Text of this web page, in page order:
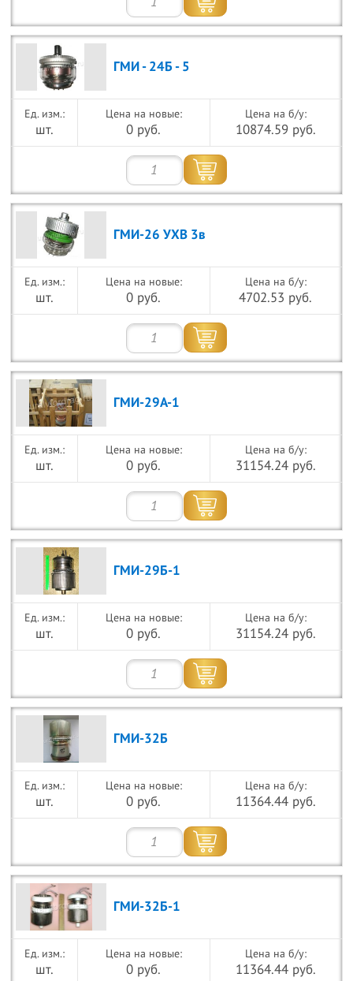
ГМИ - 24Б - 5
шт.
Цена на новые:
0 руб.
Цена на б/у:
10874.59 руб.
ГМИ-26 УХВ 3в
шт.
Цена на новые:
0 руб.
Цена на б/у:
4702.53 руб.
ГМИ-29А-1
шт.
Цена на новые:
0 руб.
Цена на б/у:
31154.24 руб.
ГМИ-29Б-1
шт.
Цена на новые:
0 руб.
Цена на б/у:
31154.24 руб.
ГМИ-32Б
шт.
Цена на новые:
0 руб.
Цена на б/у:
11364.44 руб.
ГМИ-32Б-1
шт.
Цена на новые:
0 руб.
Цена на б/у:
11364.44 руб.